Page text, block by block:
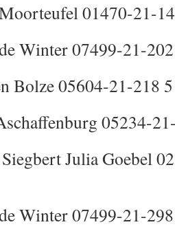
01470-21-
Winter 07499-21-
Bolze 05604-21-218
05234-
Julia Goebel
Winter 07499-21-